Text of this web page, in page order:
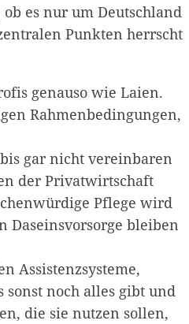
es nur um Deutschland
Punkten herrscht
genauso wie Laien.
Rahmenbedingungen,
gar nicht vereinbaren
der Privatwirtschaft
Pflege wird
Daseinsvorsorge bleiben
Assistenzsysteme,
noch alles gibt und
die sie nutzen sollen,